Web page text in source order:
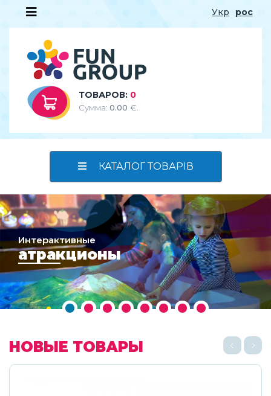
Укр рос
ТОВАРОВ: 0
Сумма: 0.00 €.
КАТАЛОГ ТОВАРІВ
Интерактивные
атракционы
НОВЫЕ ТОВАРЫ